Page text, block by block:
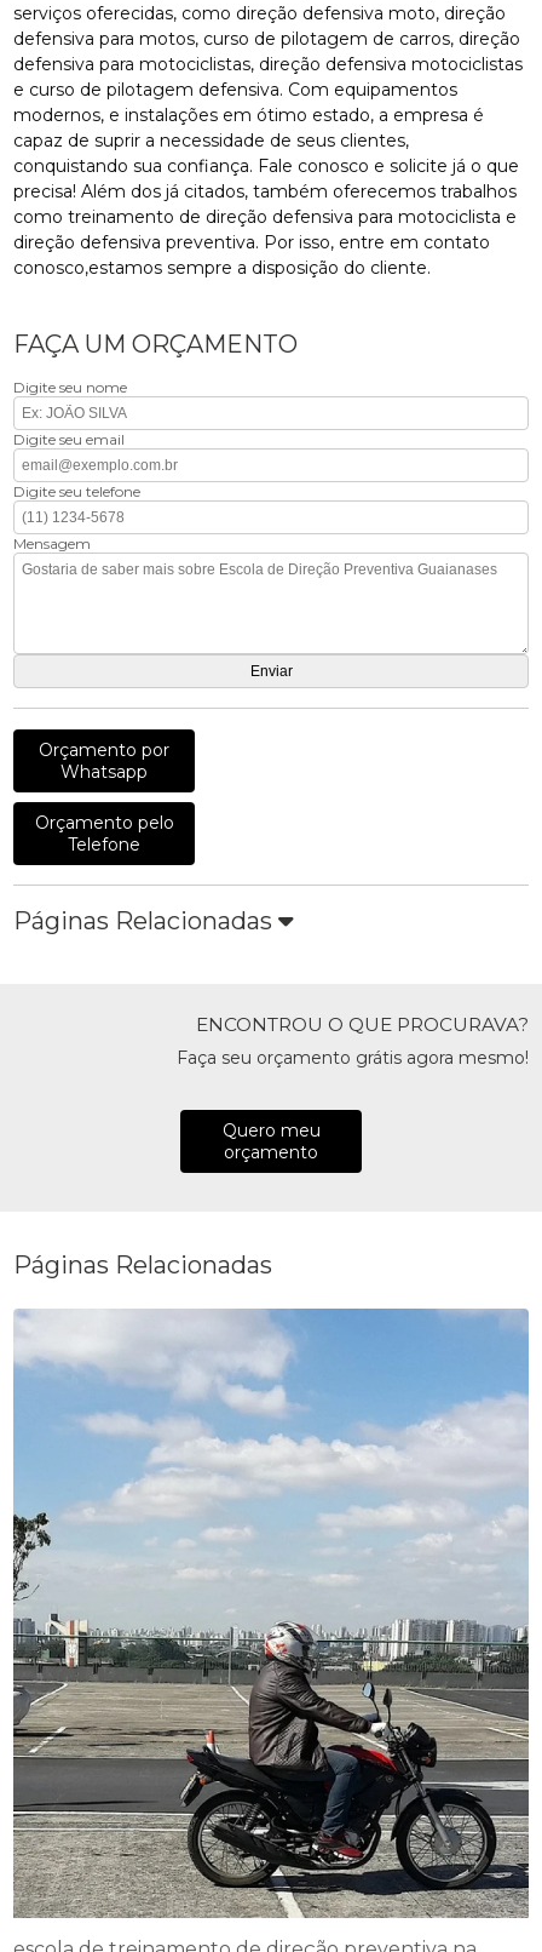
serviços oferecidas, como direção defensiva moto, direção
defensiva para motos, curso de pilotagem de carros, direção
defensiva para motociclistas, direção defensiva motociclistas
e curso de pilotagem defensiva. Com equipamentos
modernos, e instalações em ótimo estado, a empresa é
capaz de suprir a necessidade de seus clientes,
conquistando sua confiança. Fale conosco e solicite já o que
precisa! Além dos já citados, também oferecemos trabalhos
como treinamento de direção defensiva para motociclista e
direção defensiva preventiva. Por isso, entre em contato
conosco,estamos sempre a disposição do cliente.
FAÇA UM ORÇAMENTO
Digite seu nome
Digite seu email
Digite seu telefone
Mensagem
Orçamento por
Whatsapp
Orçamento pelo
Telefone
Páginas Relacionadas
ENCONTROU O QUE PROCURAVA?
Faça seu orçamento grátis agora mesmo!
Quero meu
orçamento
Páginas Relacionadas